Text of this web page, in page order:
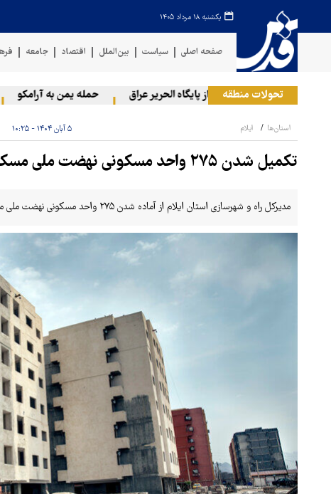
یکشنبه ۱۸ مرداد ۱۴۰۵
صفحه اصلی سیاست بین‌الملل اقتصاد جامعه
تحولات منطقه
خروج گام‌به‌گام آمریکا از پایگاه الحریر عراق حمله یمن به آرامکو ۲۰ فلسطینی در حملات صهیونیست‌ها و شهرک‌نشینان در کرانه باختری زخمی شدند
استان‌ها ایلام ۵ آبان ۱۴۰۴ - ۱۰:۲۵
تکمیل شدن ۲۷۵ واحد مسکونی نهضت ملی مسکن استان ایلام
مدیرکل راه و شهرسازی استان ایلام از آماده شدن ۲۷۵ واحد مسکونی نهضت ملی مسکن استان خبر داد.